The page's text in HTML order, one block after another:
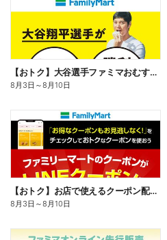
【おトク】大谷選手ファミマおむすび割
8月3日 ～8月10日
【おトク】お店で使えるクーポン配信中
8月3日 ～8月10日